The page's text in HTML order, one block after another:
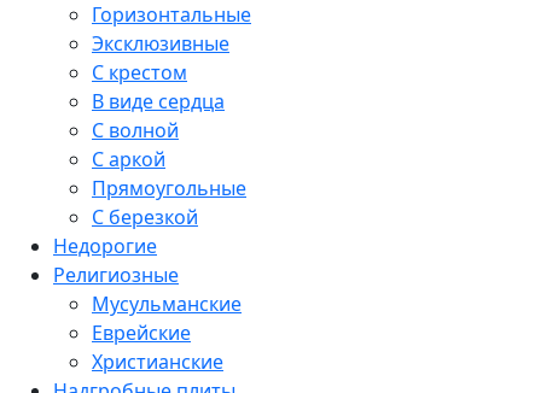
Горизонтальные
Эксклюзивные
С крестом
В виде сердца
С волной
С аркой
Прямоугольные
С березкой
Недорогие
Религиозные
Мусульманские
Еврейские
Христианские